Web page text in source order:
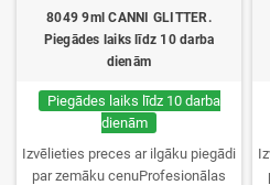
Atļauts, drošs un plaši izmantots
8049 9ml CANNI GLITTER.
Piegādes laiks līdz 10 darba
dienām
Piegādes laiks līdz 10 darba
dienām
Izvēlieties preces ar ilgāku piegādi
par zemāku cenuProfesionālas